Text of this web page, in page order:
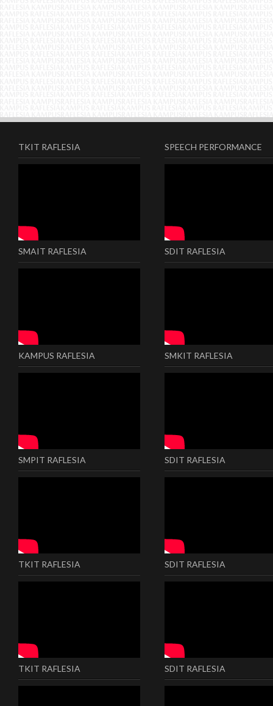
TKIT RAFLESIA
SMAIT RAFLESIA
KAMPUS RAFLESIA
SMPIT RAFLESIA
TKIT RAFLESIA
TKIT RAFLESIA
SPEECH PERFORMANCE
SDIT RAFLESIA
SMKIT RAFLESIA
SDIT RAFLESIA
SDIT RAFLESIA
SDIT RAFLESIA